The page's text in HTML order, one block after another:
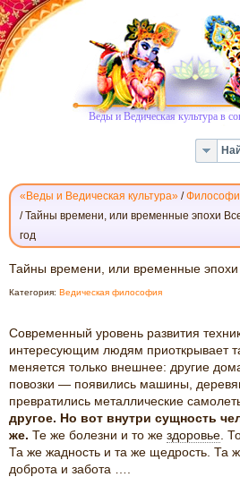
Веды и Ведическая культура в
«Веды и Ведическая культура» /
/Тайны времени, или временные эпохи
год
ТАЙНЫ
ВРЕМЕНИ,
ЭПОХИ
ВСЕЛЕННОЙ
Тайны времени, или временные
Категория: Ведическая философия
Современный уровень развития
интересующим людям приоткрывает
меняется только внешнее: другие
повозки — появились машины,
превратились металлические
другое. Но вот внутри сущность
же. Те же болезни и то же здоровье .
Та же жадность и та же щедрость. Та
доброта и забота ….